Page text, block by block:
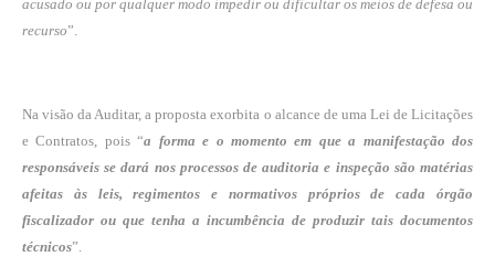
acusado ou por qualquer modo impedir ou dificultar os meios de defesa ou
recurso”.
Na visão da Auditar, a proposta exorbita o alcance de uma Lei de Licitações
e Contratos, pois “a forma e o momento em que a manifestação dos
responsáveis se dará nos processos de auditoria e inspeção são matérias
afeitas às leis, regimentos e normativos próprios de cada órgão
fiscalizador ou que tenha a incumbência de produzir tais documentos
técnicos”.